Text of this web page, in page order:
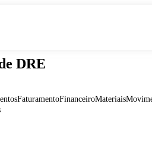
DRE
FaturamentoFinanceiroMateriais